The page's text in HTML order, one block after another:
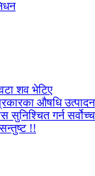
शव भेटिए
औषधि
सुनिश्चित गर्न
!!